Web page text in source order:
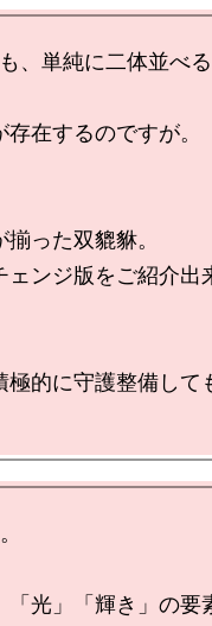
、単純に二体並べ
在するのですが。
った双貔貅。
ェンジ版をご紹介出
極的に守護整備して
「光」「輝き」の要